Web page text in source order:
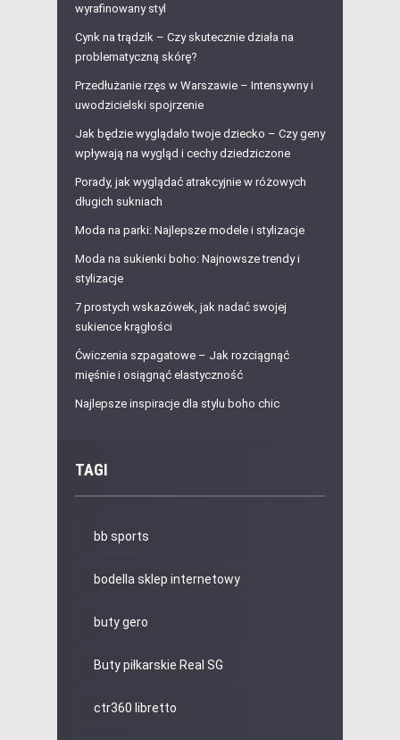
wyrafinowany styl
Cynk na trądzik – Czy skutecznie działa na
problematyczną skórę?
Przedłużanie rzęs w Warszawie – Intensywny i
uwodzicielski spojrzenie
Jak będzie wyglądało twoje dziecko – Czy geny
wpływają na wygląd i cechy dziedziczone
Porady, jak wyglądać atrakcyjnie w różowych
długich sukniach
Moda na parki: Najlepsze modele i stylizacje
Moda na sukienki boho: Najnowsze trendy i
stylizacje
7 prostych wskazówek, jak nadać swojej
sukience krągłości
Ćwiczenia szpagatowe – Jak rozciągnąć
mięśnie i osiągnąć elastyczność
Najlepsze inspiracje dla stylu boho chic
TAGI
bb sports
bodella sklep internetowy
buty gero
Buty piłkarskie Real SG
ctr360 libretto